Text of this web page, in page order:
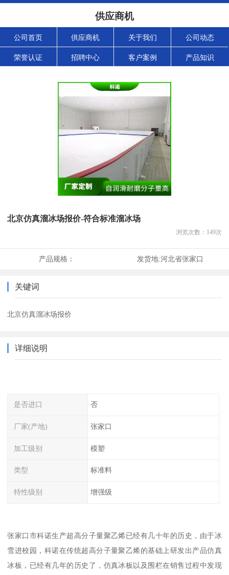
供应商机
公司首页 供应商机 关于我们 公司动态
荣誉认证 招聘中心 客户案例 产品知识
北京仿真溜冰场报价-符合标准溜冰场
浏览次数： 149次
产品规格： 发货地:河北省张家口
关键词
北京仿真溜冰场报价
详细说明
是否进口 否
厂家(产地) 张家口
加工级别 模塑
类型 标准料
特性级别 增强级
张家口市科诺生产超高分子量聚乙烯已经有几十年的历史，由于冰
雪进校园，科诺在传统超高分子量聚乙烯的基础上研发出产品仿真
冰板，已经有几年的历史了，仿真冰板以及围栏在销售过程中发现